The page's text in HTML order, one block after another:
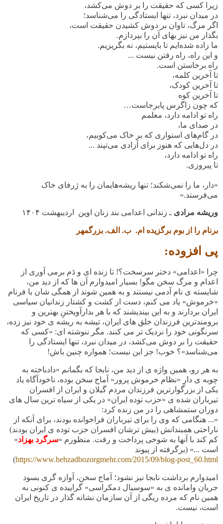
زیرا کسی که حقیقت را بر دوش می‌کشد،
در میدان نبرد، تنها ایستادگی را می‌شناسد؛
اگر مرگ، تاوان بر دوش کشیدن حقیقت است،
بگذار من نیز بهای آن را بپردازم.
ما زاده شده‌ایم تا بایستیم، نه بگریزیم.
و این راه، راه رفتن نیست ...
راه برخاستن است.
تا آخرین کلمه،
تا آخرین کودک،
تا آخرین کوه
که چون زاگرس پابرجاست…
راه تو ادامه دارد، معلمم
در صدای ما،
در گام‌های استواری که بر خاک می‌کوبیم،
در دل‌هایی که هنوز برای آزادی می‌تپند ...
راه تو ادامه دارد،
تا پیروزی.
«دار، ما را نمی‌شکند؛ تنها ریشه‌هایمان را به ژرفای خاک
می‌فرستد.»
وریشه مرادی ـ زندانی اعدامی ‌بند زنان اوین اردیبهشت ۱۴۰۴
برنام را از بوم برگزیده ام. ب. الف. بزرگمهر
پی افزوده:
چرا «اعدامی» دختر سرسخت؟! تا زنده ای و دَم برمی آوری از
اعدام و مرگ سخن مگو! بسیار امیدوارم آن ها که از دید من،
شایسته ی نام آدمی نیستند و به همین شوند از همگی شان با فرنام
«خرموش» یاد می کنم، دست از کشت و کشتار زندانیان سیاسی
ایران بردارند و به این بیندیشند که با هر بدارآویختنِ بهترین و
برومندترین فرزندان خلق های ایران، تیشه به ریشه ی خود نیز زده،
سرنگونی خود را نزدیک تر می کنند. مگر ننوشته ای: «کسی که
حقیقت را بر دوش می‌کشد، در میدان نبرد، تنها ایستادگی را
می‌شناسد»؟ خوب! جز این نیست؛ همواره چنین باش!
به هر رو، همین واژه ی از دید من، نابجا که بگمانم «دادباخته به
چوبه ی دارِ «نظام خرموش پرور» آماج سخن بوده، ناخودآگاه یاد
یکی از بزرگوارترین فرزندان مردم گیلان و ایران از افسران
تیرباران شده ی «حزب توده ایران» در یکی از سیاه ترین سال های
دوران ستمشاهی را در من زنده کرد:
«... هنگامی که وی را برای تیرباران فراخوانده بودند، برای آنکه از
ناراحتی همبندانش (بیش ترشان افسران حزب توده ی ایران بودند)
کم کند با آنها به شوخی پرداخت و رفت. منظورم «سرگرد بهزاد»
است ...» (برگرفته از پیوند
https://www.behzadbozorgmehr.com/2015/09/blog-post_60.html
)
امیدوارم برداشت نابجا نیز نشود؛ آماج سخن، آوازه گری بسود
جریان وامانده ی به «سوسیال دمکراسی» گراییده ی کنونی به
همین نام که مرده ریگی از آن سازمان نشانه گذار در تاریخ ایران
است، نیست.